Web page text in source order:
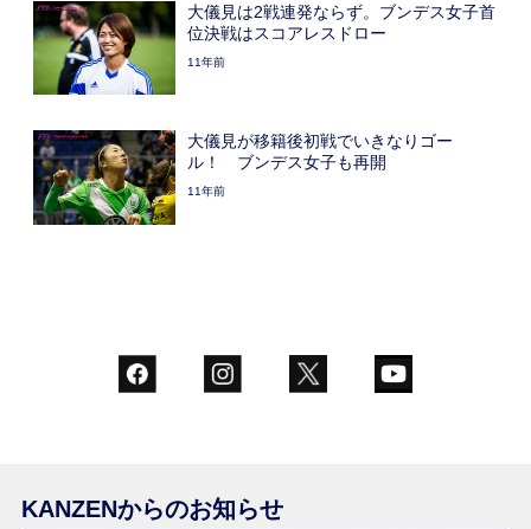
大儀見は2戦連発ならず。ブンデス女子首
位決戦はスコアレスドロー
11年前
大儀見が移籍後初戦でいきなりゴー
ル！ ブンデス女子も再開
11年前
KANZENからのお知らせ